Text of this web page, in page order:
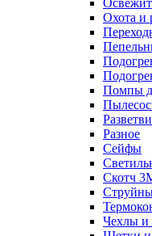
Охота и
Помпы
Разное
Сейфы
Скотч
Чехлы и